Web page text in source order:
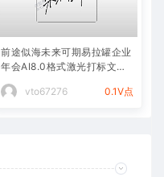
前途似海未来可期易拉罐企业
年会AI8.0格式激光打标文件
vto67276
0.1V点